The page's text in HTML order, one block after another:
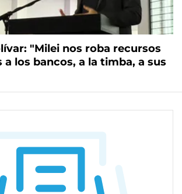
"Milei nos roba recursos
a los bancos, a la timba, a sus